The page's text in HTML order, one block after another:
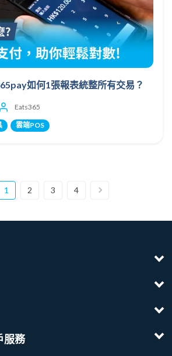
如何1張報表統整所有交易？
Eats365
雲端POS
1 2 3 4
服務